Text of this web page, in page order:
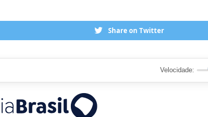
Share on Twitter
Velocidade: